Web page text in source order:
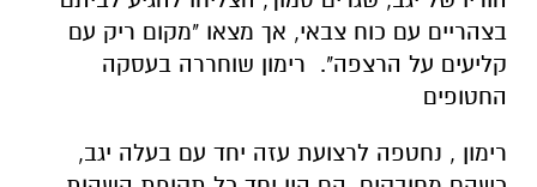
בצהריים עם כוח צבאי, אך מצאו "מקום ריק עם
קליעים על הרצפה". רימון שוחררה בעסקה
החטופים
רימון , נחטפה לרצועת עזה יחד עם בעלה יגב,